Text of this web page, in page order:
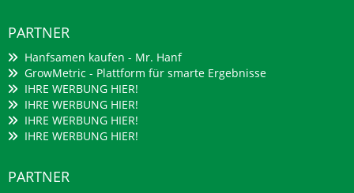
PARTNER
Hanfsamen kaufen - Mr. Hanf
GrowMetric - Plattform für smarte Ergebnisse
IHRE WERBUNG HIER!
IHRE WERBUNG HIER!
IHRE WERBUNG HIER!
IHRE WERBUNG HIER!
PARTNER